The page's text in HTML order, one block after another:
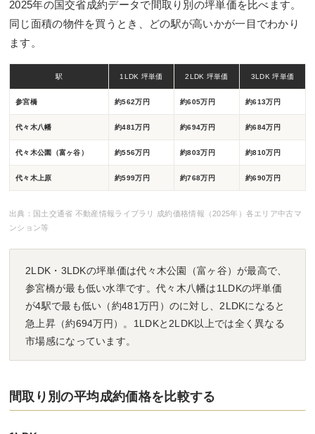
2025年の国交省成約データで間取り別の坪単価を比べます。
同じ面積の物件を買うとき、どの駅が高いかが一目でわかり
ます。
駅 1LDK 坪単価 2LDK 坪単価 3LDK 坪単価
参宮橋 約562万円 約605万円 約613万円
代々木八幡 約481万円 約694万円 約684万円
代々木公園（富ヶ谷） 約556万円 約803万円 約810万円
代々木上原 約599万円 約768万円 約690万円
出典：国土交通省 不動産情報ライブラリ 成約価格情報（2025年）各エリア中古マ
ンション等
2LDK・3LDKの坪単価は代々木公園（富ヶ谷）が最高で、
参宮橋が最も低い水準です。代々木八幡は1LDKの坪単価
が4駅で最も低い（約481万円）のに対し、2LDKになると
急上昇（約694万円）。1LDKと2LDK以上では全く異なる
市場感になっています。
間取り別の平均成約価格を比較する